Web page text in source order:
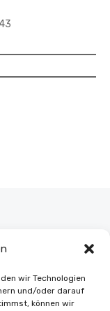
wir Technologien
und/oder darauf
können wir